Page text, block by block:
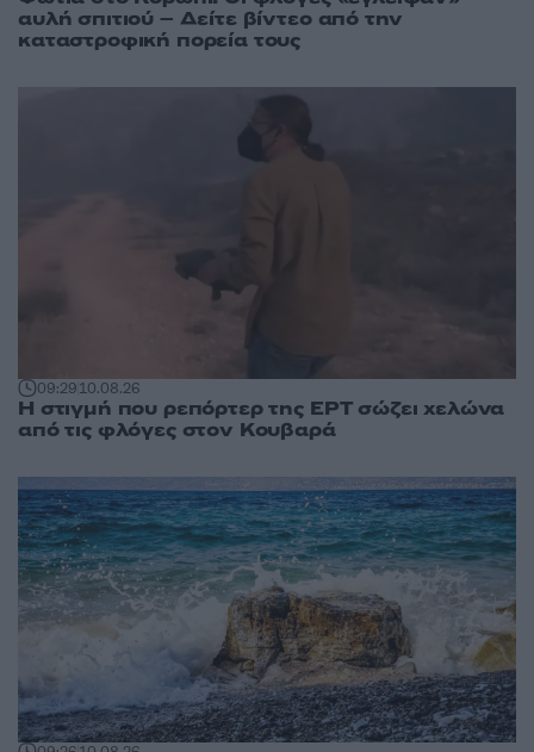
αυλή σπιτιού – Δείτε βίντεο από την
καταστροφική πορεία τους
09:2910.08.26
Η στιγμή που ρεπόρτερ της ΕΡΤ σώζει χελώνα
από τις φλόγες στον Κουβαρά